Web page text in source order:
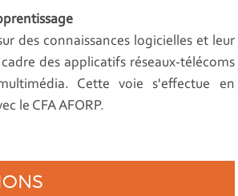
des connaissances logicielles et leur
des applicatifs réseaux-télécoms
Cette voie s'effectue en
le CFA AFORP.